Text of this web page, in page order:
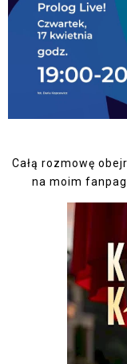
Całą rozmowę
na moim